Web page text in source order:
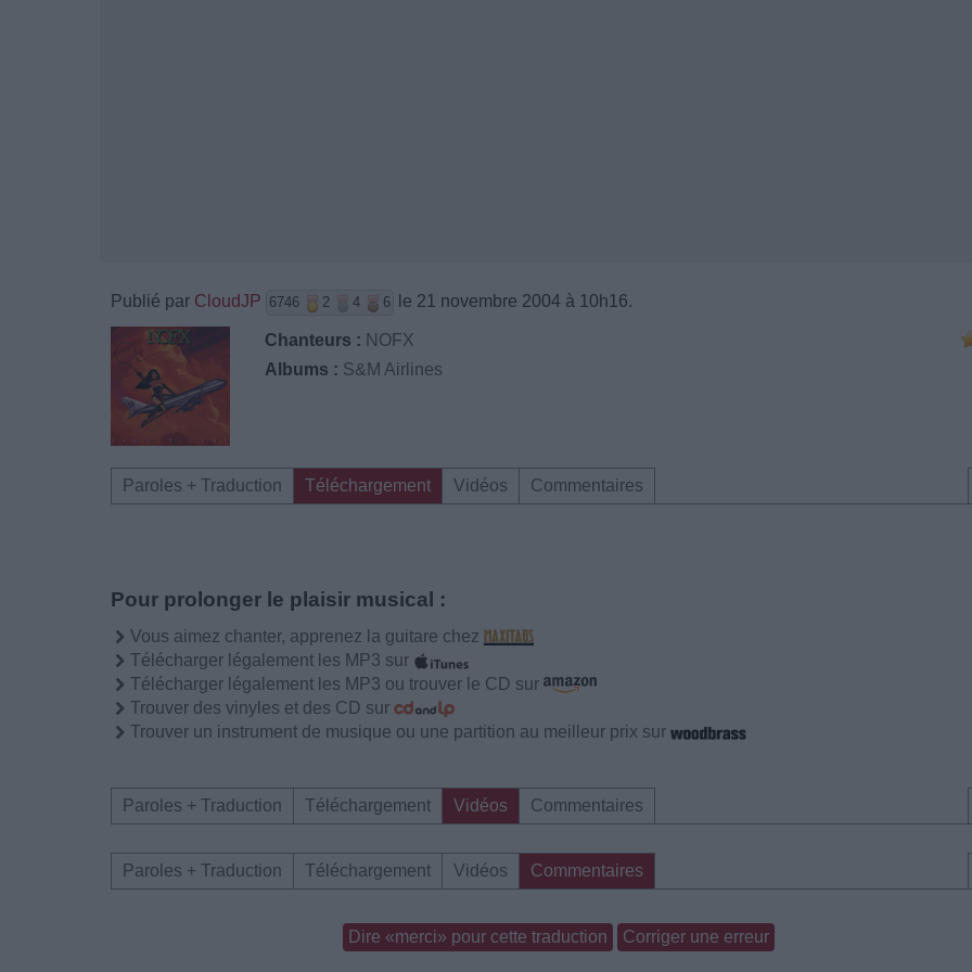
Publié par CloudJP 6746 2 4 6 le 21 novembre 2004 à 10h16.
Chanteurs : NOFX
Albums : S&M Airlines
Paroles + Traduction Téléchargement Vidéos Commentaires
Pour prolonger le plaisir musical :
Vous aimez chanter, apprenez la guitare chez
Télécharger légalement les MP3 sur
Télécharger légalement les MP3 ou trouver le CD sur
Trouver des vinyles et des CD sur
Trouver un instrument de musique ou une partition au meilleur prix sur
Paroles + Traduction Téléchargement Vidéos Commentaires
Paroles + Traduction Téléchargement Vidéos Commentaires
Dire «merci» pour cette traduction Corriger une erreur